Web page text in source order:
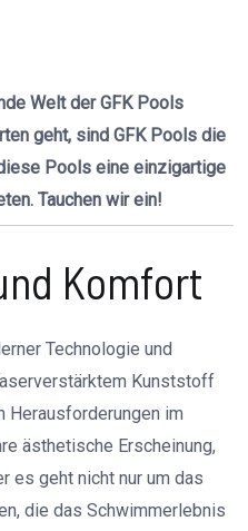
Welt der GFK Pools
geht, sind GFK Pools die
Pools eine einzigartige
Tauchen wir ein!
Komfort
Technologie und
Kunststoff
Herausforderungen im
ästhetische Erscheinung,
es geht nicht nur um das
die das Schwimmerlebnis